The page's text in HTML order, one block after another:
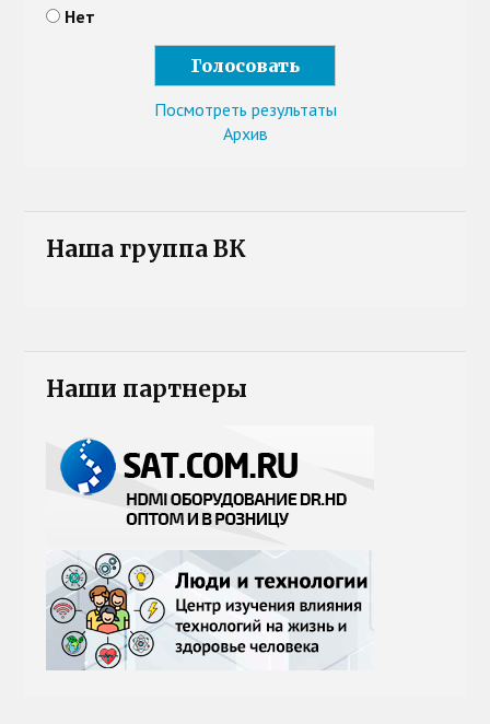
Нет
Посмотреть результаты
Архив
Наша группа ВК
Наши партнеры